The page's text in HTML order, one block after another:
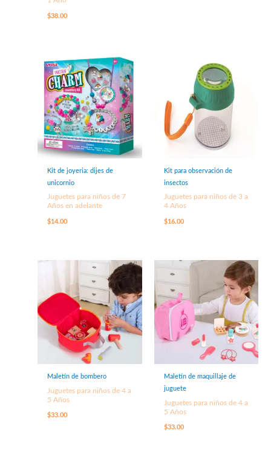
$38.00
Kit de joyeria: dijes de
unicornio
Juguetes para niños de 7
Años en adelante
$14.00
Kit para observación de
insectos
Juguetes para niños de 3 a
4 Años
$16.00
Maletín de bombero
Juguetes para niños de 4 a
5 Años
$33.00
Maletín de maquillaje de
juguete
Juguetes para niños de 4 a
5 Años
$33.00